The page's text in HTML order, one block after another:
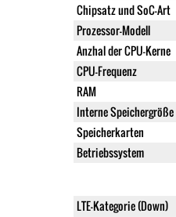
Chipsatz und SoC-Art
Prozessor-Modell
Anzhal der CPU-Kerne
CPU-Frequenz
RAM
Interne Speichergröße
Speicherkarten
Betriebssystem
LTE-Kategorie (Down)